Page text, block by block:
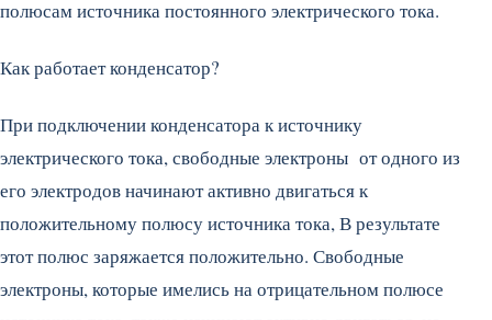
полюсам источника постоянного электрического тока.
Как работает конденсатор?
При подключении конденсатора к источнику
электрического тока, свободные электроны от одного из
его электродов начинают активно двигаться к
положительному полюсу источника тока, В результате
этот полюс заряжается положительно. Свободные
электроны, которые имелись на отрицательном полюсе